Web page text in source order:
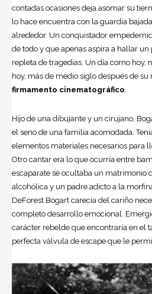
contadas ocasiones deja asomar su
lo hace encuentra con la guardia
alrededor. Un conquistador
de todo y que apenas aspira a hallar
repleta de tragedias. Un día como hoy,
hoy, más de medio siglo después de
firmamento cinematográfico.
Hijo de una dibujante y un cirujano,
el seno de una familia acomodada.
elementos materiales necesarios para
Otro cantar era lo que ocurría entre
escaparate se ocultaba un matrimonio
alcohólica y un padre adicto a la
DeForest Bogart carecía del cariño
completo desarrollo emocional.
carácter rebelde que encontraría en el
perfecta válvula de escape que le